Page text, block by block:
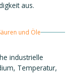
aus.
und Öle
industrielle
Temperatur,